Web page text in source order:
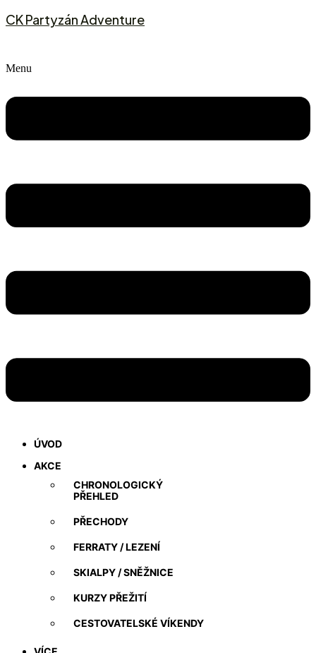
CK Partyzán Adventure
Menu
ÚVOD
AKCE
CHRONOLOGICKÝ
PŘEHLED
PŘECHODY
FERRATY / LEZENÍ
SKIALPY / SNĚŽNICE
KURZY PŘEŽITÍ
CESTOVATELSKÉ VÍKENDY